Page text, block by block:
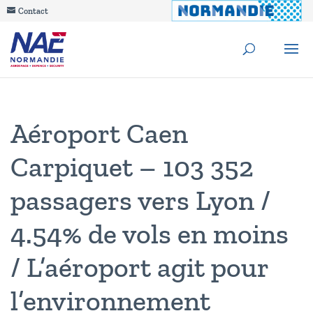
Contact
Aéroport Caen
Carpiquet – 103 352
passagers vers Lyon /
4.54% de vols en moins
/ L’aéroport agit pour
l’environnement